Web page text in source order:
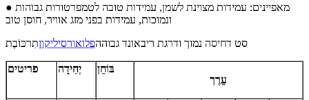
● מאפיינים: עמידות מצוינת לשמן, עמידות טובה לטמפרטורות גבוהות
ונמוכות, עמידות בפני מזג אוויר, חוסן טוב
סט דחיסה נמוך ודרגת ריבאונד גבוההפלואורסיליקוןתִרכּוֹבֶת
פריטים יְחִידָה
בּוֹחֵן
עֵרֶך